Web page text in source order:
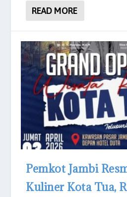
READ MORE
Pemkot Jambi
Kuliner Kota Tua,